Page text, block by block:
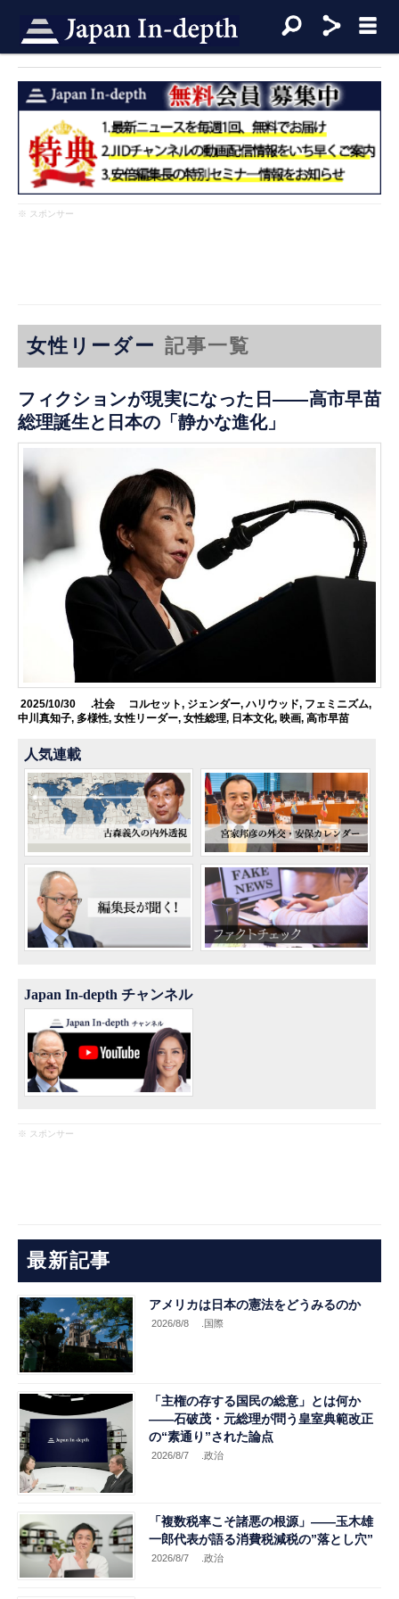
※ スポンサー
女性リーダー 記事一覧
フィクションが現実になった日——高市早苗
総理誕生と日本の「静かな進化」
2025/10/30 .社会 コルセット, ジェンダー, ハリウッド, フェミニズム,
中川真知子,多様性,女性リーダー,女性総理, 日本文化,映画,高市早苗
人気連載
Japan In-depth チャンネル
※ スポンサー
最新記事
アメリカは日本の憲法をどうみるのか
2026/8/8 .国際
「主権の存する国民の総意」とは何か
――石破茂・元総理が問う皇室典範改正
の“素通り”された論点
2026/8/7 .政治
「複数税率こそ諸悪の根源」――玉木雄
一郎代表が語る消費税減税の”落とし穴”
2026/8/7 .政治